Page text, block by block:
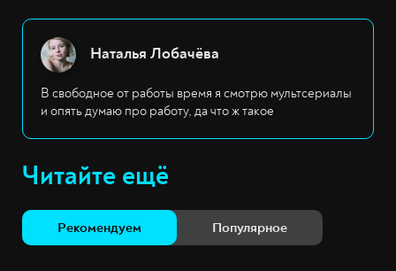
Наталья Лобачёва
В свободное от работы время я смотрю мультсериалы
и опять думаю про работу, да что ж такое
Читайте ещё
Рекомендуем Популярное